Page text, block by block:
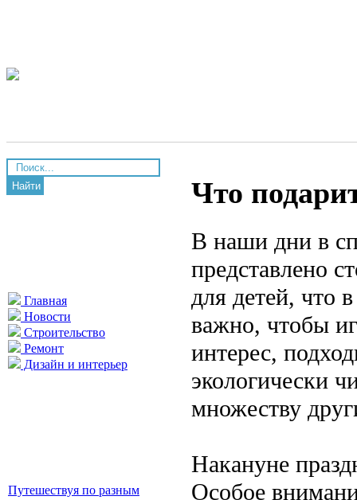
Найти
Главная
Новости
Строительство
Ремонт
Дизайн и интерьер
Путешествуя по разным
Что
В наши дни в
представлено
для детей, что
важно, чтобы
интерес,
экологически
множеству
Накануне
Особое